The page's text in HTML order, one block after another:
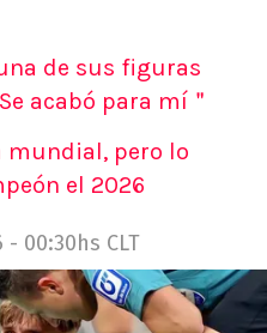
de sus figuras
acabó para mí＂
mundial, pero lo
el 2026
00:30hs CLT